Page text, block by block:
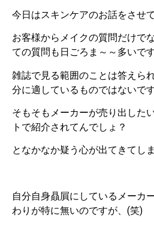
今日はスキンケアのお話をさせ
お客様からメイクの質問だけで
ての質問も日ごろま～～多いです
雑誌で見る範囲のことは答えら
分に適しているものではないです
そもそもメーカーが売り出した
トで紹介されてんでしょ？
となかなか疑う心が出てきてし
自分自身贔屓にしているメーカ
わりが特に無いのですが、(笑)